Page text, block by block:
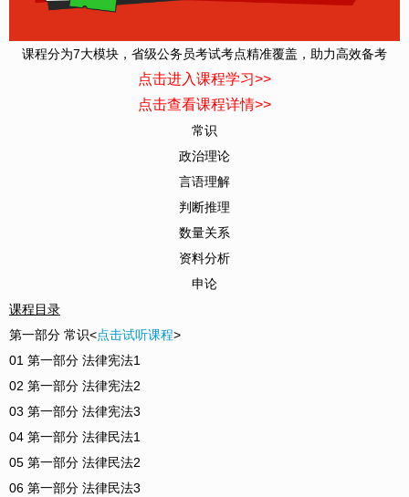
课程分为7大模块，省级公务员考试考点精准覆盖，助力高效备考
点击进入课程学习>>
点击查看课程详情>>
常识
政治理论
言语理解
判断推理
数量关系
资料分析
申论
课程目录
第一部分 常识<点击试听课程>
01 第一部分 法律宪法1
02 第一部分 法律宪法2
03 第一部分 法律宪法3
04 第一部分 法律民法1
05 第一部分 法律民法2
06 第一部分 法律民法3